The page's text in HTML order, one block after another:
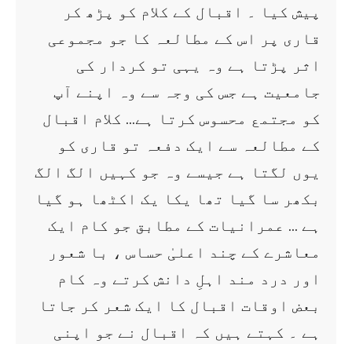
پیش کیا ۔ اقبال کے کلام کو پڑھ کر
قاری پر اس کے مطالعہ کا جو مجموعی
اثر پڑتا ہے وہ یہی تو کردار کی
جامعیت ہے جس کی وجہ سے وہ اپنے آپ
کو مجتمع محسوس کرتا ہے… کلام اقبال
کے مطالعہ سے ایک دفعہ تو قاری کو
یوں لگتا ہے جیسے وہ جو کہیں الگ الگ
بکھر سا گیا تھا یکا یک اکٹھا ہو گیا
ہے … عمرانیات کے مطابق جو کام ایک
معاشرے کے چند اعلیٰ حساس ، با شعور
اور درد مند اہلِ دانش کرتے وہ کام
بعض اوقات اقبال کا ایک شعر کر جاتا
ہے ۔ کہتے ہیں کہ اقبال نے جو اپنی